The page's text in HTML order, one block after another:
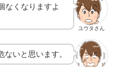
ユウタさん
なくなりますよ
ないと思います。